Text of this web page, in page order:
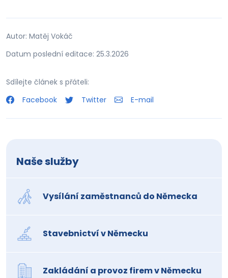
Autor: Matěj Vokáč
Datum poslední editace: 25.3.2026
Sdílejte článek s přáteli:
Facebook
Twitter E-mail
Naše služby
Vysílání zaměstnanců do Německa
Stavebnictví v Německu
Zakládání a provoz firem v Německu